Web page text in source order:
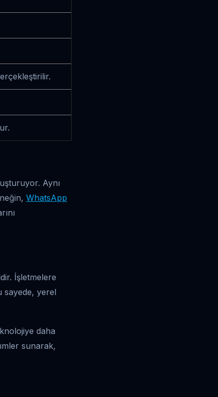
Aynı
WhatsApp
İşletmelere
sayede, yerel
daha
sunarak,